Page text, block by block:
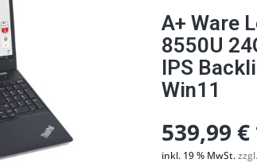
A+ Ware
8550U
IPS
Win11
539,99
inkl. 19 % MwSt.